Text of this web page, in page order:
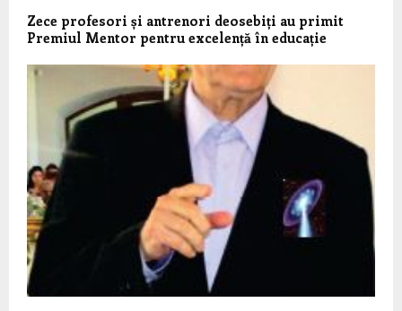
Zece profesori și antrenori deosebiți au primit
Premiul Mentor pentru excelență în educație